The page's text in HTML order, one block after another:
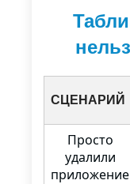
СЦЕНАРИЙ
Просто
удалили
приложение